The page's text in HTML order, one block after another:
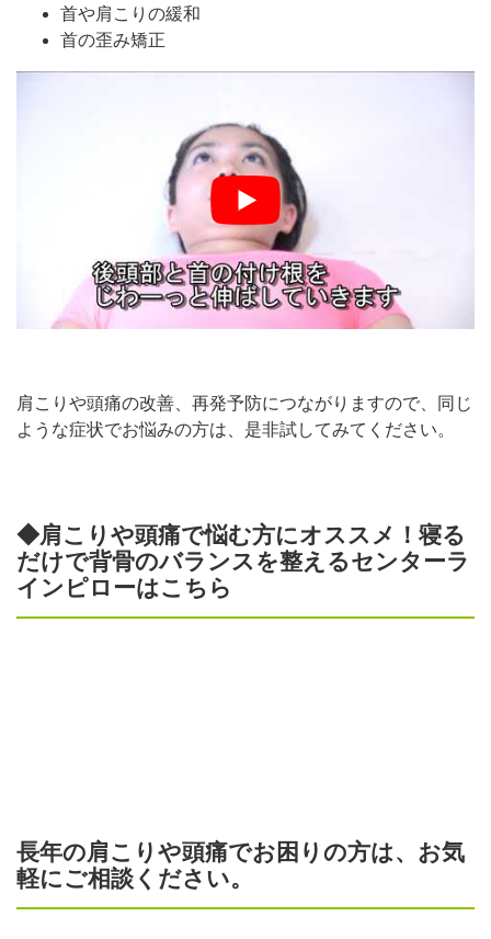
首や肩こりの緩和
首の歪み矯正
肩こりや頭痛の改善、再発予防につながりますので、同じ
ような症状でお悩みの方は、是非試してみてください。
◆肩こりや頭痛で悩む方にオススメ！寝る
だけで背骨のバランスを整えるセンターラ
インピローはこちら
長年の肩こりや頭痛でお困りの方は、お気
軽にご相談ください。